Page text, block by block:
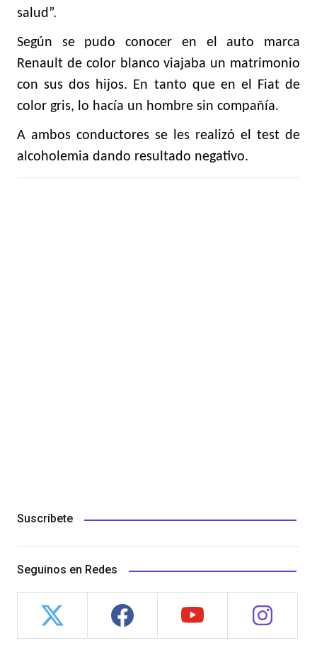
salud”.
Según se pudo conocer en el auto marca
Renault de color blanco viajaba un matrimonio
con sus dos hijos. En tanto que en el Fiat de
color gris, lo hacía un hombre sin compañía.
A ambos conductores se les realizó el test de
alcoholemia dando resultado negativo.
Suscríbete
Seguinos en Redes